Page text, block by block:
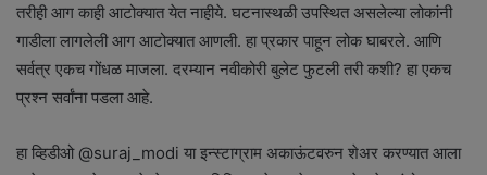
तरीही आग काही आटोक्यात येत नाहीये. घटनास्थळी उपस्थित असलेल्या लोकांनी
गाडीला लागलेली आग आटोक्यात आणली. हा प्रकार पाहून लोक घाबरले. आणि
सर्वत्र एकच गोंधळ माजला. दरम्यान नवीकोरी बुलेट फुटली तरी कशी? हा एकच
प्रश्न सर्वांना पडला आहे.
हा व्हिडीओ @suraj_modi या इन्स्टाग्राम अकाऊंटवरुन शेअर करण्यात आला